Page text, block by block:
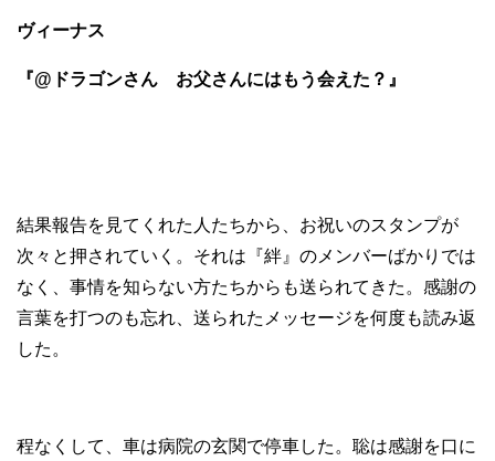
ヴィーナス
『@ドラゴンさん お父さんにはもう会えた？』
結果報告を見てくれた人たちから、お祝いのスタンプが
次々と押されていく。それは『絆』のメンバーばかりでは
なく、事情を知らない方たちからも送られてきた。感謝の
言葉を打つのも忘れ、送られたメッセージを何度も読み返
した。
程なくして、車は病院の玄関で停車した。聡は感謝を口に